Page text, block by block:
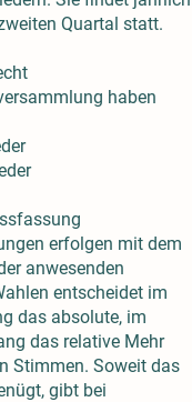
Quartal statt.
haben
erfolgen mit dem
anwesenden
entscheidet im
das absolute, im
das relative Mehr
Stimmen. Soweit das
gibt bei